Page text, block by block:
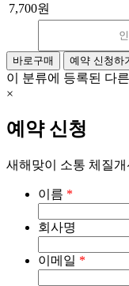
7,700원
바로구매 예약 신청하
이 분류에 등록된 다
×
예약 신청
새해맞이 소통 체질
이름 *
회사명
이메일 *